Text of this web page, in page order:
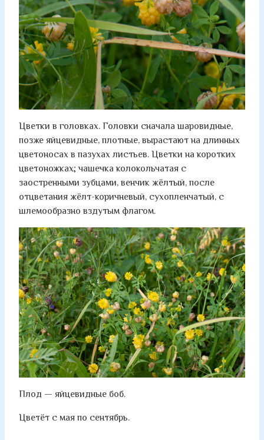
Цветки в головках. Головки сначала шаровидные,
позже яйцевидные, плотные, вырастают на длинных
цветоносах в пазухах листьев. Цветки на коротких
цветоножках; чашечка колокольчатая с
заостренными зубцами, венчик жёлтый, после
отцветания жёлт-коричневый, сухопленчатый, с
шлемообразно вздутым флагом.
Плод — яйцевидные боб.
Цветёт с мая по сентябрь.